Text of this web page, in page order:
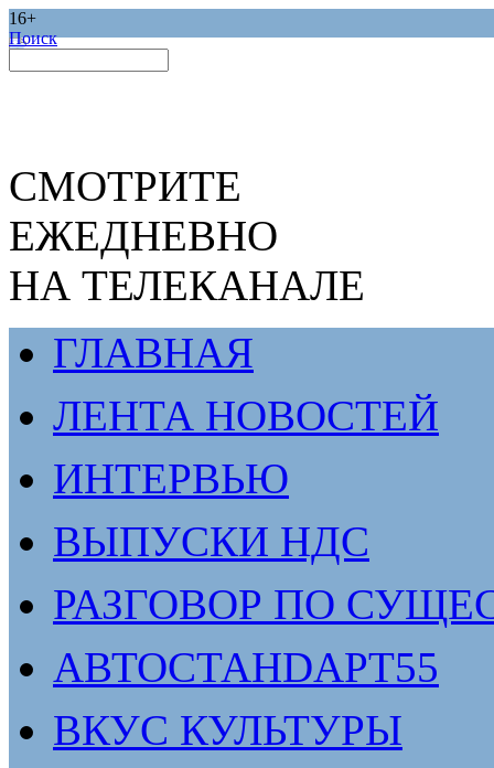
16+
Поиск
СМОТРИТЕ
ЕЖЕДНЕВНО
НА ТЕЛЕКАНАЛЕ
ГЛАВНАЯ
ЛЕНТА НОВОСТЕЙ
ИНТЕРВЬЮ
ВЫПУСКИ НДС
РАЗГОВОР ПО
АВТОСТАНDАРТ55
ВКУС КУЛЬТУРЫ